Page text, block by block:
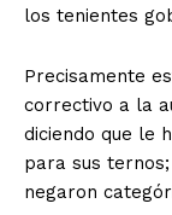
los tenientes
Precisamente
correctivo a la
diciendo que le
para sus
negaron